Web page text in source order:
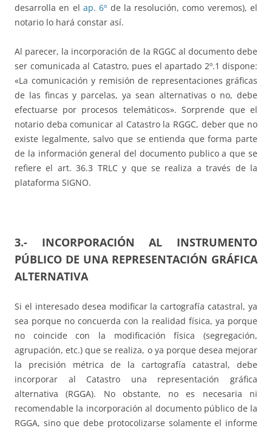
desarrolla en el ap. 6º de la resolución, como veremos), el
notario lo hará constar así.
Al parecer, la incorporación de la RGGC al documento debe
ser comunicada al Catastro, pues el apartado 2º.1 dispone:
«La comunicación y remisión de representaciones gráficas
de las fincas y parcelas, ya sean alternativas o no, debe
efectuarse por procesos telemáticos». Sorprende que el
notario deba comunicar al Catastro la RGGC, deber que no
existe legalmente, salvo que se entienda que forma parte
de la información general del documento publico a que se
refiere el art. 36.3 TRLC y que se realiza a través de la
plataforma SIGNO.
3.- INCORPORACIÓN AL INSTRUMENTO
PÚBLICO DE UNA REPRESENTACIÓN GRÁFICA
ALTERNATIVA
Si el interesado desea modificar la cartografía catastral, ya
sea porque no concuerda con la realidad física, ya porque
no coincide con la modificación física (segregación,
agrupación, etc.) que se realiza, o ya porque desea mejorar
la precisión métrica de la cartografía catastral, debe
incorporar al Catastro una representación gráfica
alternativa (RGGA). No obstante, no es necesaria ni
recomendable la incorporación al documento público de la
RGGA, sino que debe protocolizarse solamente el informe